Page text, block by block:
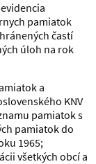
pamiatok
častí
úloh na rok
a
KNV
pamiatok s
pamiatok do
1965;
všetkých obcí a